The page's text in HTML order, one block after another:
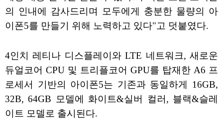
의 인내에 감사드리며 모두에게 충분한 물량의 아
이폰5를 만들기 위해 노력하고 있다"고 덧붙였다.
4인치 레티나 디스플레이와 LTE 네트워크, 새로운
듀얼코어 CPU 및 트리플코어 GPU를 탑재한 A6 프
로세서 기반의 아이폰5는 기존과 동일하게 16GB,
32B, 64GB 모델에 화이트&실버 컬러, 블랙&슬레
이트 모델로 출시된다.